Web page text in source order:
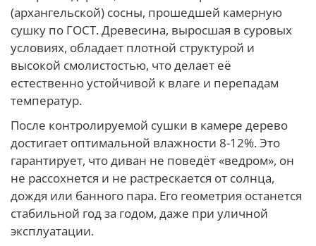
(архангельской) сосны, прошедшей камерную
сушку по ГОСТ. Древесина, выросшая в суровых
условиях, обладает плотной структурой и
высокой смолистостью, что делает её
естественно устойчивой к влаге и перепадам
температур.
После контролируемой сушки в камере дерево
достигает оптимальной влажности 8-12%. Это
гарантирует, что диван не поведёт «ведром», он
не рассохнется и не растрескается от солнца,
дождя или банного пара. Его геометрия останется
стабильной год за годом, даже при уличной
эксплуатации.